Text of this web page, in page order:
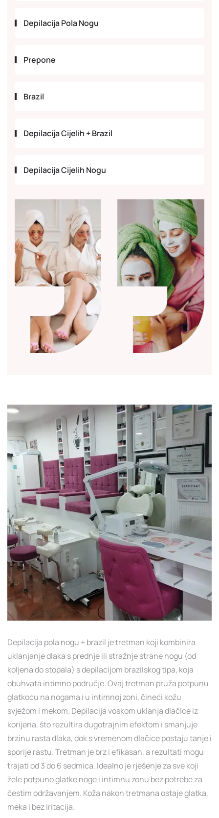
Depilacija Pola Nogu
Prepone
Brazil
Depilacija Cijelih + Brazil
Depilacija Cijelih Nogu
Depilacija pola nogu + brazil je tretman koji kombinira
uklanjanje dlaka s prednje ili stražnje strane nogu (od
koljena do stopala) s depilacijom brazilskog tipa, koja
obuhvata intimno područje. Ovaj tretman pruža potpunu
glatkoću na nogama i u intimnoj zoni, čineći kožu
svježom i mekom. Depilacija voskom uklanja dlačice iz
korijena, što rezultira dugotrajnim efektom i smanjuje
brzinu rasta dlaka, dok s vremenom dlačice postaju tanje i
sporije rastu. Tretman je brz i efikasan, a rezultati mogu
trajati od 3 do 6 sedmica. Idealno je rješenje za sve koji
žele potpuno glatke noge i intimnu zonu bez potrebe za
čestim održavanjem. Koža nakon tretmana ostaje glatka,
meka i bez iritacija.